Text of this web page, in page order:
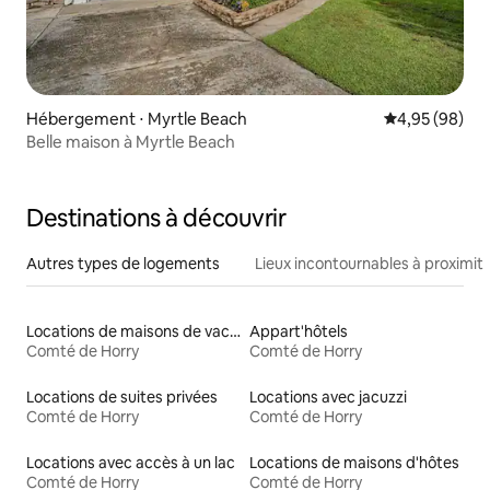
Hébergement ⋅ Myrtle Beach Évaluation
4,95 (98)
Belle maison à Myrtle Beach
Destinations à découvrir
Autres types de logements Lieux incontournables à
Locations de maisons de vacances
Comté de Horry
Appart'hôtels
Comté de Horry
Locations de suites privées
Comté de Horry
Locations avec jacuzzi
Comté de Horry
Locations avec accès à un lac
Comté de Horry
Locations de maisons d'hôtes
Comté de Horry